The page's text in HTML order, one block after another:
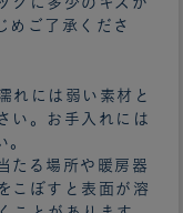
めご了承くださ
れには弱い素材と
い。お手入れには
。
たる場所や暖房器
こぼすと表面が溶